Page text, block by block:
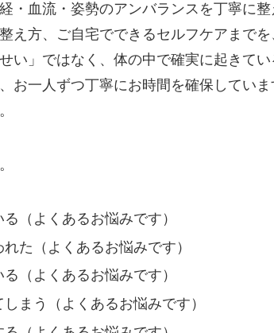
・血流・姿勢のアンバランスを丁寧に
え方、ご自宅でできるセルフケアまで
い」ではなく、体の中で確実に起きて
お一人ずつ丁寧にお時間を確保していま
（よくあるお悩みです）
た（よくあるお悩みです）
（よくあるお悩みです）
まう（よくあるお悩みです）